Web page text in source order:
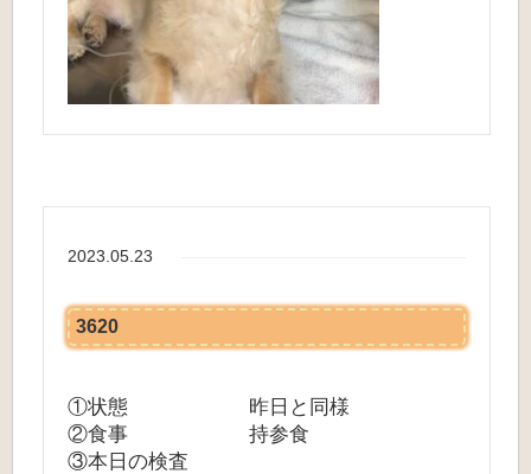
2023.05.23
3620
①状態 昨日と同様
②食事 持参食
③本日の検査